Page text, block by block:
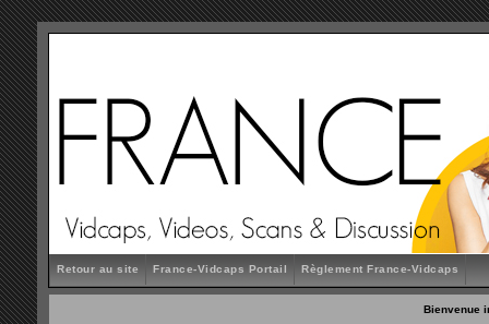
Retour au site France-Vidcaps Portail Règlement France-Vidcaps
Bienvenue